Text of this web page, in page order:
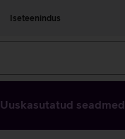
Iseteenindus
Uuskasutatud seadmed